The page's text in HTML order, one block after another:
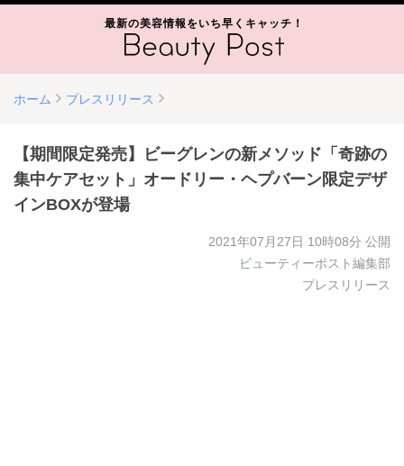
最新の美容情報をいち早くキャッチ！
ホーム プレスリリース
【期間限定発売】ビーグレンの新メソッド「奇跡の
集中ケアセット」オードリー・ヘプバーン限定デザ
インBOXが登場
2021年07月27日 10時08分 公開
ビューティーポスト編集部
プレスリリース